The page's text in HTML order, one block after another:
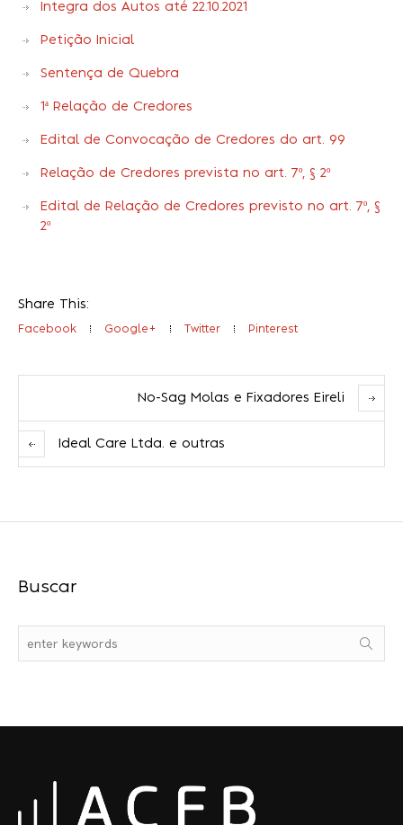
Integra dos Autos até 22.10.2021
Petição Inicial
Sentença de Quebra
1ª Relação de Credores
Edital de Convocação de Credores do art. 99
Relação de Credores prevista no art. 7º, § 2º
Edital de Relação de Credores previsto no art. 7º, §
2º
Share This:
Facebook Google+ Twitter Pinterest
No-Sag Molas e Fixadores Eireli
Ideal Care Ltda. e outras
Buscar